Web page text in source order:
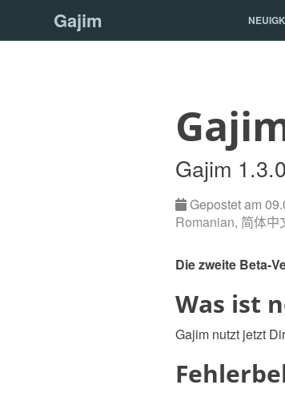
Gajim
Gajim
Gepostet am
Romanian, 简体中
Die zweite Beta-
Was ist
Gajim nutzt jetzt